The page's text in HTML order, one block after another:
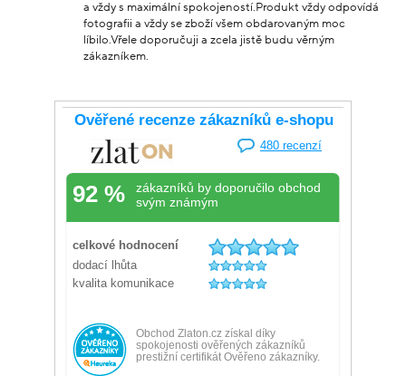
a vždy s maximální spokojeností.Produkt vždy odpovídá
fotografii a vždy se zboží všem obdarovaným moc
líbilo.Vřele doporučuji a zcela jistě budu věrným
zákazníkem.